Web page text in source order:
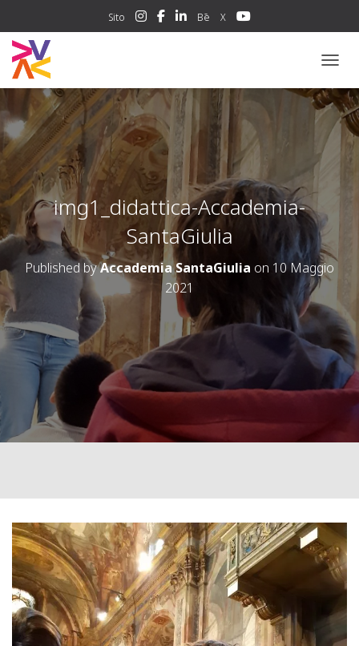
Sito Bē X
img1_didattica-Accademia-
SantaGiulia
Published byAccademia SantaGiulia on 10 Maggio
2021